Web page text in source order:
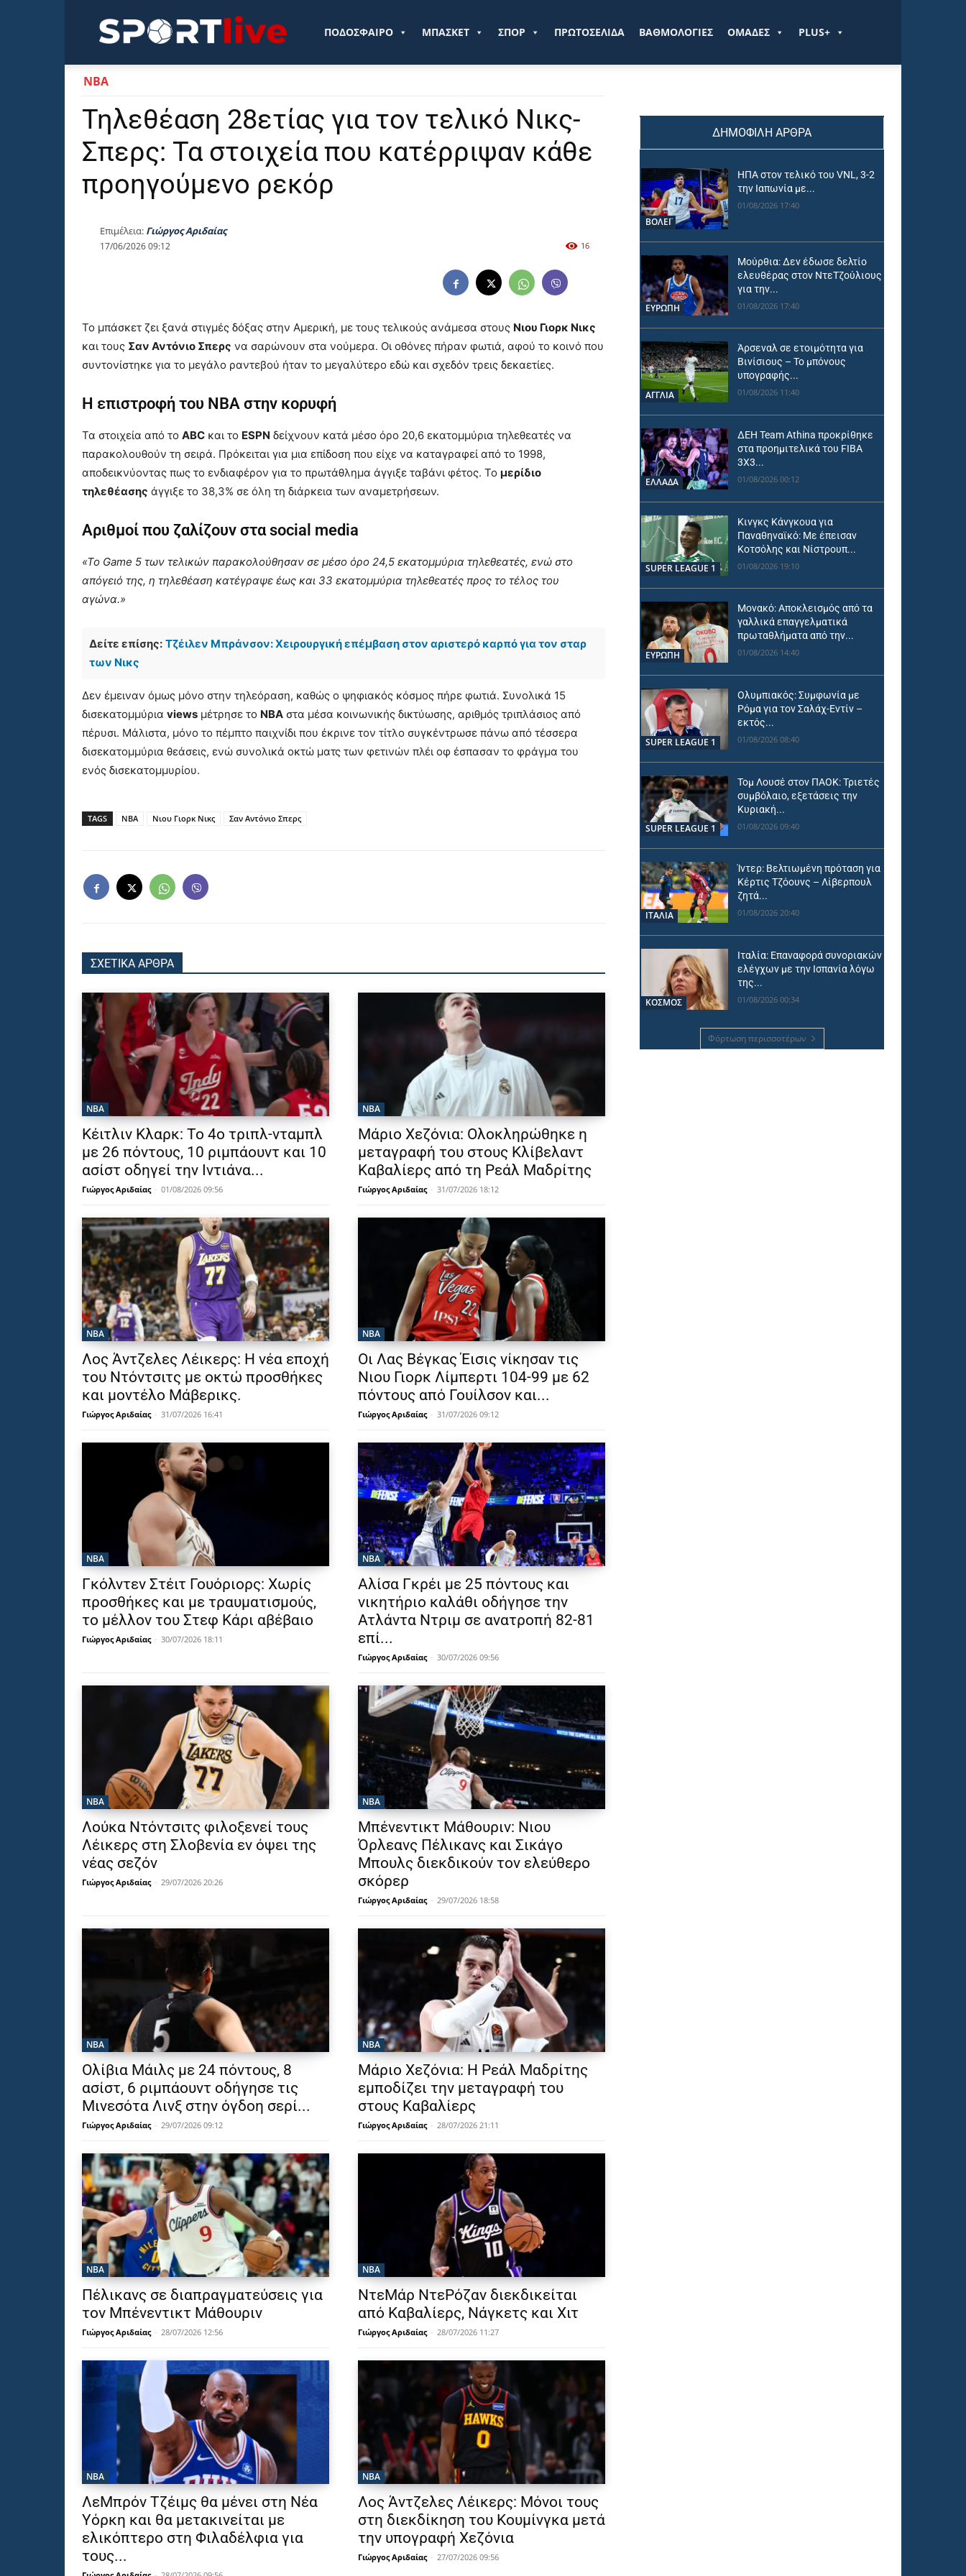
Sportlive.grΠΟΔΟΣΦΑΙΡΟ ΜΠΑΣΚΕΤ ΣΠΟΡ ΠΡΩΤΟΣΕΛΙΔΑ ΒΑΘΜΟΛΟΓΙΕΣ ΟΜΑΔΕΣ PLUS+
NBA
Τηλεθέαση 28ετίας για τον τελικό Νικς-
Σπερς: Τα στοιχεία που κατέρριψαν κάθε
προηγούμενο ρεκόρ
Επιμέλεια: Γιώργος Αριδαίας
17/06/2026 09:12 16
Το μπάσκετ ζει ξανά στιγμές δόξας στην Αμερική, με τους τελικούς ανάμεσα στους Νιου Γιορκ Νικς
και τους Σαν Αντόνιο Σπερς να σαρώνουν στα νούμερα. Οι οθόνες πήραν φωτιά, αφού το κοινό που
συντονίστηκε για το μεγάλο ραντεβού ήταν το μεγαλύτερο εδώ και σχεδόν τρεις δεκαετίες.
Η επιστροφή του ΝΒΑ στην κορυφή
Τα στοιχεία από το ABC και το ESPN δείχνουν κατά μέσο όρο 20,6 εκατομμύρια τηλεθεατές να
παρακολουθούν τη σειρά. Πρόκειται για μια επίδοση που είχε να καταγραφεί από το 1998,
αποδεικνύοντας πως το ενδιαφέρον για το πρωτάθλημα άγγιξε ταβάνι φέτος. Το μερίδιο
τηλεθέασης άγγιξε το 38,3% σε όλη τη διάρκεια των αναμετρήσεων.
Αριθμοί που ζαλίζουν στα social media
«Το Game 5 των τελικών παρακολούθησαν σε μέσο όρο 24,5 εκατομμύρια τηλεθεατές, ενώ στο
απόγειό της, η τηλεθέαση κατέγραψε έως και 33 εκατομμύρια τηλεθεατές προς το τέλος του
αγώνα.»
Δείτε επίσης: Τζέιλεν Μπράνσον: Χειρουργική επέμβαση στον αριστερό καρπό για τον σταρ
των Νικς
Δεν έμειναν όμως μόνο στην τηλεόραση, καθώς ο ψηφιακός κόσμος πήρε φωτιά. Συνολικά 15
δισεκατομμύρια views μέτρησε το ΝΒΑ στα μέσα κοινωνικής δικτύωσης, αριθμός τριπλάσιος από
πέρυσι. Μάλιστα, μόνο το πέμπτο παιχνίδι που έκρινε τον τίτλο συγκέντρωσε πάνω από τέσσερα
δισεκατομμύρια θεάσεις, ενώ συνολικά οκτώ ματς των φετινών πλέι οφ έσπασαν το φράγμα του
ενός δισεκατομμυρίου.
TAGS NBA Νιου Γιορκ Νικς Σαν Αντόνιο Σπερς
ΣΧΕΤΙΚΑ ΑΡΘΡΑ
NBA
Κέιτλιν Κλαρκ: Το 4ο τριπλ-νταμπλ
με 26 πόντους, 10 ριμπάουντ και 10
ασίστ οδηγεί την Ιντιάνα...
Γιώργος Αριδαίας - 01/08/2026 09:56
NBA
Μάριο Χεζόνια: Ολοκληρώθηκε η
μεταγραφή του στους Κλίβελαντ
Καβαλίερς από τη Ρεάλ Μαδρίτης
Γιώργος Αριδαίας - 31/07/2026 18:12
NBA
Λος Άντζελες Λέικερς: Η νέα εποχή
του Ντόντσιτς με οκτώ προσθήκες
και μοντέλο Μάβερικς.
Γιώργος Αριδαίας - 31/07/2026 16:41
NBA
Οι Λας Βέγκας Έισις νίκησαν τις
Νιου Γιορκ Λίμπερτι 104-99 με 62
πόντους από Γουίλσον και...
Γιώργος Αριδαίας - 31/07/2026 09:12
NBA
Γκόλντεν Στέιτ Γουόριορς: Χωρίς
προσθήκες και με τραυματισμούς,
το μέλλον του Στεφ Κάρι αβέβαιο
Γιώργος Αριδαίας - 30/07/2026 18:11
NBA
Αλίσα Γκρέι με 25 πόντους και
νικητήριο καλάθι οδήγησε την
Ατλάντα Ντριμ σε ανατροπή 82-81
επί...
Γιώργος Αριδαίας - 30/07/2026 09:56
NBA
Λούκα Ντόντσιτς φιλοξενεί τους
Λέικερς στη Σλοβενία εν όψει της
νέας σεζόν
Γιώργος Αριδαίας - 29/07/2026 20:26
NBA
Μπένεντικτ Μάθουριν: Νιου
Όρλεανς Πέλικανς και Σικάγο
Μπουλς διεκδικούν τον ελεύθερο
σκόρερ
Γιώργος Αριδαίας - 29/07/2026 18:58
NBA
Ολίβια Μάιλς με 24 πόντους, 8
ασίστ, 6 ριμπάουντ οδήγησε τις
Μινεσότα Λινξ στην όγδοη σερί...
Γιώργος Αριδαίας - 29/07/2026 09:12
NBA
Μάριο Χεζόνια: Η Ρεάλ Μαδρίτης
εμποδίζει την μεταγραφή του
στους Καβαλίερς
Γιώργος Αριδαίας - 28/07/2026 21:11
NBA
Πέλικανς σε διαπραγματεύσεις για
τον Μπένεντικτ Μάθουριν
Γιώργος Αριδαίας - 28/07/2026 12:56
NBA
ΝτεΜάρ ΝτεΡόζαν διεκδικείται
από Καβαλίερς, Νάγκετς και Χιτ
Γιώργος Αριδαίας - 28/07/2026 11:27
NBA
ΛεΜπρόν Τζέιμς θα μένει στη Νέα
Υόρκη και θα μετακινείται με
ελικόπτερο στη Φιλαδέλφια για
τους...
NBA
Λος Άντζελες Λέικερς: Μόνοι τους
στη διεκδίκηση του Κουμίνγκα μετά
την υπογραφή Χεζόνια
Γιώργος Αριδαίας - 27/07/2026 09:56
ΔΗΜΟΦΙΛΗ ΑΡΘΡΑ
ΒΟΛΕΪ
ΗΠΑ στον τελικό του VNL, 3-2
την Ιαπωνία με...
01/08/2026 17:40
ΕΥΡΩΠΗ
Μούρθια: Δεν έδωσε δελτίο
ελευθέρας στον ΝτεΤζούλιους
για την...
01/08/2026 17:40
ΑΓΓΛΙΑ
Άρσεναλ σε ετοιμότητα για
Βινίσιους – Το μπόνους
υπογραφής...
01/08/2026 11:40
ΕΛΛΑΔΑ
ΔΕΗ Team Athina προκρίθηκε
στα προημιτελικά του FIBA
3X3...
01/08/2026 00:12
SUPER LEAGUE 1
Κινγκς Κάνγκουα για
Παναθηναϊκό: Με έπεισαν
Κοτσόλης και Νίστρουπ...
01/08/2026 19:10
ΕΥΡΩΠΗ
Μονακό: Αποκλεισμός από τα
γαλλικά επαγγελματικά
πρωταθλήματα από την...
01/08/2026 14:40
SUPER LEAGUE 1
Ολυμπιακός: Συμφωνία με
Ρόμα για τον Σαλάχ-Εντίν –
εκτός...
01/08/2026 08:40
SUPER LEAGUE 1
Τομ Λουσέ στον ΠΑΟΚ: Τριετές
συμβόλαιο, εξετάσεις την
Κυριακή...
01/08/2026 09:40
ΙΤΑΛΙΑ
Ίντερ: Βελτιωμένη πρόταση για
Κέρτις Τζόουνς – Λίβερπουλ
ζητά...
01/08/2026 20:40
ΚΟΣΜΟΣ
Ιταλία: Επαναφορά συνοριακών
ελέγχων με την Ισπανία λόγω
της...
01/08/2026 00:34
Φόρτωση περισσοτέρων